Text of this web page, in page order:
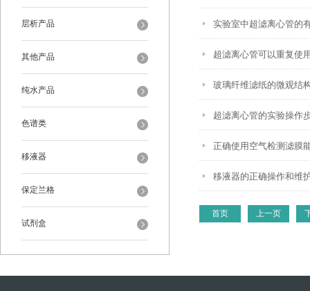
层析产品
其他产品
纯水产品
色谱类
移液器
保定兰格
试剂盒
实验室中超滤离心管的
超滤离心管可以重复使
玻璃纤维滤纸的微观结
超滤离心管的实验操作
正确使用空气检测滤膜
移液器的正确操作和维
首页 上一页